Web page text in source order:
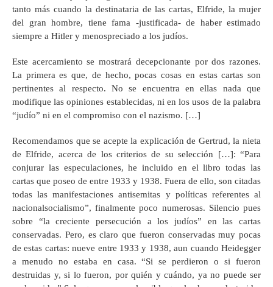
tanto más cuando la destinataria de las cartas, Elfride, la mujer
del gran hombre, tiene fama -justificada- de haber estimado
siempre a Hitler y menospreciado a los judíos.
Este acercamiento se mostrará decepcionante por dos razones.
La primera es que, de hecho, pocas cosas en estas cartas son
pertinentes al respecto. No se encuentra en ellas nada que
modifique las opiniones establecidas, ni en los usos de la palabra
“judío” ni en el compromiso con el nazismo. […]
Recomendamos que se acepte la explicación de Gertrud, la nieta
de Elfride, acerca de los criterios de su selección […]: “Para
conjurar las especulaciones, he incluido en el libro todas las
cartas que poseo de entre 1933 y 1938. Fuera de ello, son citadas
todas las manifestaciones antisemitas y políticas referentes al
nacionalsocialismo”, finalmente poco numerosas. Silencio pues
sobre “la creciente persecución a los judíos” en las cartas
conservadas. Pero, es claro que fueron conservadas muy pocas
de estas cartas: nueve entre 1933 y 1938, aun cuando Heidegger
a menudo no estaba en casa. “Si se perdieron o si fueron
destruidas y, si lo fueron, por quién y cuándo, ya no puede ser